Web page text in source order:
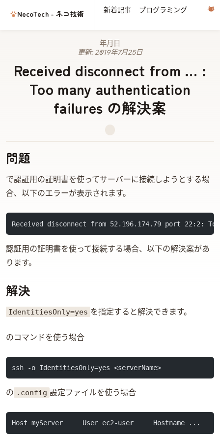
NecoTech - ネコ技術 新着記事 プログラミング 電子
2019年7月25日
更新: 2019年7月25日
Received disconnect from … :
Too many authentication
failures の解決案
問題
SSHで認証用の証明書を使ってサーバーに接続しようとする場
合、以下のエラーが表示されます。
Received disconnect from 52.196.174.79 port 22:2:
認証用の証明書を使って接続する場合、以下の解決案があ
ります。
解決
IdentitiesOnly=yes を指定すると解決できます。
SSHのコマンドを使う場合
ssh -o IdentitiesOnly=yes <serverName>
SSHの .config 設定ファイルを使う場合
Host myServer     User ec2-user     Hostname ...